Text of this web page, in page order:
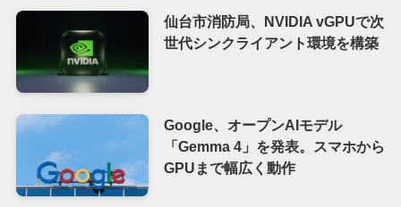
仙台市消防局、NVIDIA vGPUで次
世代シンクライアント環境を構築
Google、オープンAIモデル
「Gemma 4」を発表。スマホから
GPUまで幅広く動作